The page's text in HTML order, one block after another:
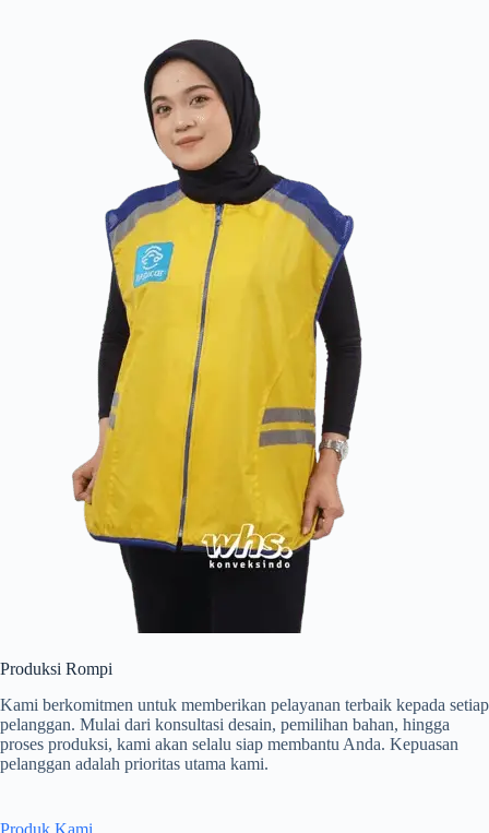
Produksi Rompi
Kami berkomitmen untuk memberikan pelayanan terbaik kepada setiap
pelanggan. Mulai dari konsultasi desain, pemilihan bahan, hingga
proses produksi, kami akan selalu siap membantu Anda. Kepuasan
pelanggan adalah prioritas utama kami.
Produk Kami